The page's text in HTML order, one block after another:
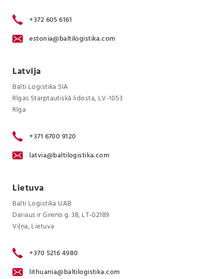
+372 605 6161
estonia@baltilogistika.com
Latvija
Balti Logistika SIA
Rīgas Starptautiskā lidosta, LV-1053
Rīga
+371 6700 9120
latvia@baltilogistika.com
Lietuva
Balti Logistika UAB
Dariaus ir Gireno g. 38, LT-02189
Viļņa, Lietuva
+370 5216 4980
lithuania@baltilogistika.com